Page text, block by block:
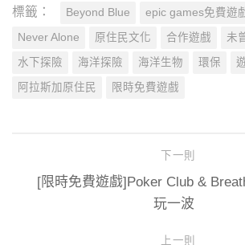
標籤： Beyond Blue epic games免費遊
Never Alone 原住民文化 合作遊戲 未
水下探險 海洋探險 海洋生物 環保
阿拉斯加原住民 限時免費遊戲
下一則
[限時免費遊戲]Poker Club &
玩一波
上一則